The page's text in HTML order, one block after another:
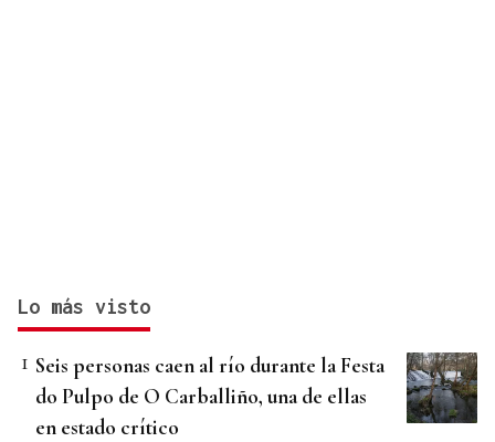
Lo más visto
Seis personas caen al río durante la Festa
do Pulpo de O Carballiño, una de ellas
en estado crítico